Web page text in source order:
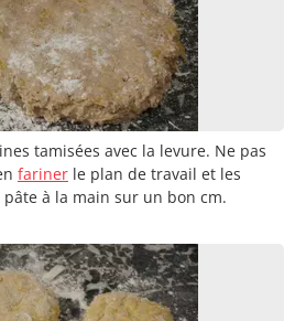
tamisées avec la levure. Ne pas
fariner le plan de travail et les
à la main sur un bon cm.